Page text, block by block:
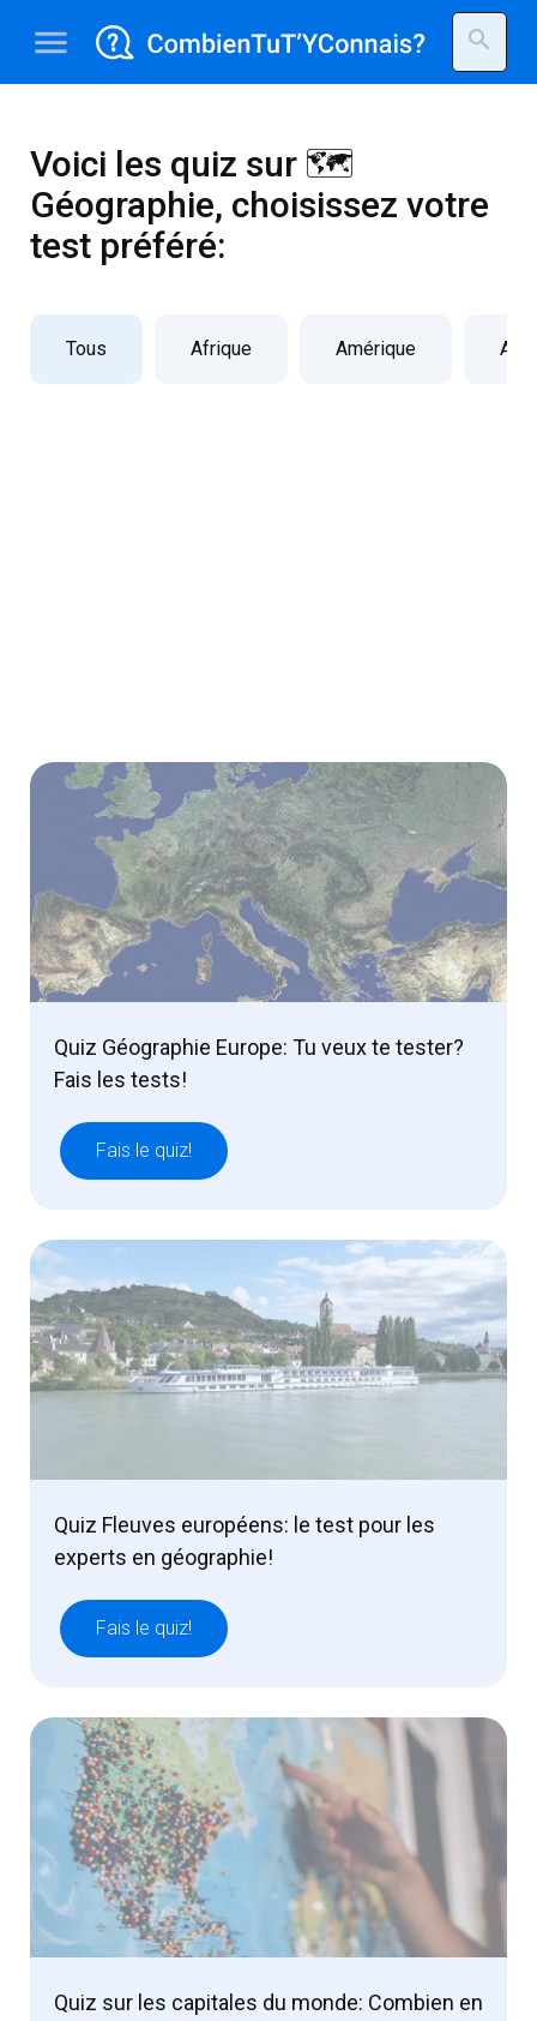
menu search
Voici les quiz sur 🗺️
Géographie, choisissez votre
test préféré:
Tous Afrique Amérique Asie
Quiz Géographie Europe: Tu veux te tester?
Fais les tests!
Fais le quiz!
Quiz Fleuves européens: le test pour les
experts en géographie!
Fais le quiz!
Quiz sur les capitales du monde: Combien en